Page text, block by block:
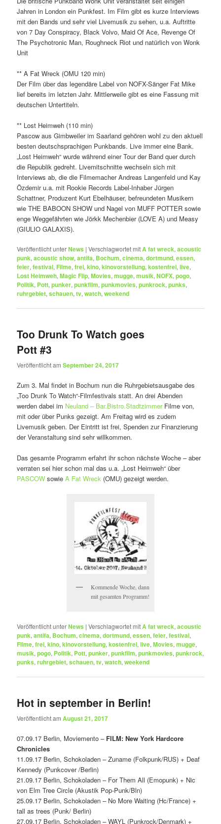
Jahren in London ein Punkfest. Im Film gibt es kurze Interviews
mit den Bands und sehr viel Livemusik zu sehen, u.a. Auftritte
von 7 Day Conspiracy, Black Volvo, Maid Of Ace, Revenge Of
The Psychotronic Man, Roughneck Riot und natürlich von Wonk
Unit
** A Fat Wreck (OMU 120 min)
Der Film über das legendäre Label von NOFX-Sänger Fat Mike
lief bereits im letzten Jahr. Mittlerweile gibt es eine Fassung mit
deutschen Untertiteln.
** Lost Heimweh (110 min)
Pascow aus Gimbweiler im Saarland gehören wohl zu den aktuell
besten deutschsprachigen Punkbands. Live immer eine Bank.
„Lost Heimweh“ wurde während einer Tour der Band quer durch
die Republik gedreht. Livemitschnitte wechseln sich mit
Interviews ab, die die Filmemacher Andreas Langenfeld und Kay
Özdemir u.a. mit Rookie Records Label-Inhaber Jürgen
Schattner, Produzent Kurt Ebelhäuser, befreundeten Musikern
wie THE BABOON SHOW und Nagel von MUFF POTTER sowie
enge Weggefährten wie Jörkk Mechenbier (LOVE A) und Measy
(GIULIO GALAXIS).
Veröffentlicht unterNews |Verschlagwortet mitA fat wreck,acoustic
punk,acoustic show,antifa, Bochum,cinema,dortmund,essen,
feier,festival, Filme,frei,kino,kinovorstellung,kostenfrei,live,
Lost Heimweh,Magic Flip,Movies,mugge,musik,NOFX,pogo,
Politik, Pott,punker,punkfilm,punkmovies,punkrock,punks,
ruhrgebiet,schauen,tv,watch,weekend
Too Drunk To Watch goes
Pott #3
Veröffentlicht amSeptember 24, 2017
Zum 3. Mal findet in Bochum nun die Ruhrgebietsausgabe des
„Too Drunk To Watch“-Filmfestivals statt. An drei Abenden
werden dabei im Neuland – Bar.Bistro.StadtzimmerFilme von,
mit oder über Punks gezeigt. Am Freitag wird es zudem
Livemusik geben. Der Eintritt ist frei, Spenden zur Finanzierung
der Veranstaltung sind sehr willkommen.
Das gesamte Programm erfahrt ihr schon nächste Woche – aber
verraten sei hier schon mal das u.a. „Lost Heimweh“ über
PASCOW sowieA Fat Wreck (OMU) gezeigt werden.
Kommende Woche, dann
mit gesamten Programm!
Veröffentlicht unterNews |Verschlagwortet mitA fat wreck,acoustic
punk,antifa, Bochum,cinema,dortmund,essen,feier,festival,
Filme,frei,kino,kinovorstellung,kostenfrei,live,Movies,mugge,
musik,pogo, Politik, Pott,punker,punkfilm,punkmovies,punkrock,
punks,ruhrgebiet,schauen,tv,watch,weekend
Hot in september in Berlin!
Veröffentlicht amAugust 21, 2017
07.09.17 Berlin, Moviemento – FILM: New York Hardcore
Chronicles
11.09.17 Berlin, Schokoladen – Zuname (Folkpunk/RUS) + Deaf
Kennedy (Punkcover /Berlin)
21.09.17 Berlin, Schokoladen – For Them All (Emopunk) + Nic
von Elm Tree Circle (Akustik Pop-Punk/Bln)
25.09.17 Berlin, Schokoladen – No More Waiting (Hc/France) +
tall as trees (Punk/ Berlin)
27.09.17 Berlin, Schokoladen – WAYL (Punkrock/Denmark) +